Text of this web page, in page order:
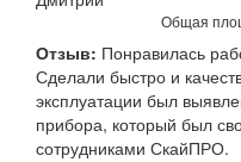
Общая
Отзыв: Понравилась
Сделали быстро и
эксплуатации был
прибора, который был
сотрудниками СкайПРО.